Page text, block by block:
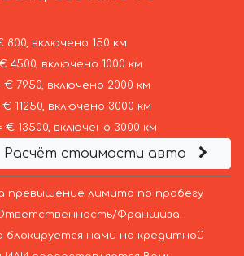
800, включено 150 км
4500, включено 1000 км
€ 7950, включено 2000 км
11250, включено 3000 км
€ 13500, включено 3000 км
Расчёт стоимости авто
превышение лимита по пробегу
Ответственность/Франшиза.
блокируется нами на кредитной